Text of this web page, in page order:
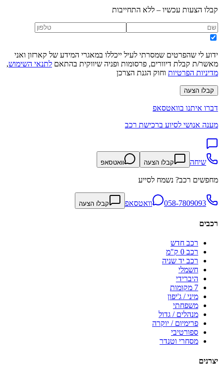
קבלו הצעות עכשיו – ללא התחייבות
ידוע לי שהפרטים שמסרתי לעיל ייכללו במאגרי המידע של קארזון ואני
מאשר/ת קבלת דיוורים, פרסומות ופניה שיווקית בהתאם לתנאי השימוש,
מדיניות הפרטיות וחוק הגנת הצרכן
קבלו הצעה
דברו איתנו בוואטסאפ
מענה אנושי לסיוע ברכישת רכב
שיחה קבלו הצעה וואטסאפ
מחפשים רכב? נשמח לסייע
058-7809093 וואטסאפ קבלו הצעה
רכבים
רכב חדש
רכב 0 ק"מ
רכב יד שניה
חשמלי
היברידי
7 מקומות
מיני / ג'יפון
משפחתי
מנהלים / גדול
פרימיום / יוקרה
ספורטיבי
מסחרי וטנדר
יצרנים